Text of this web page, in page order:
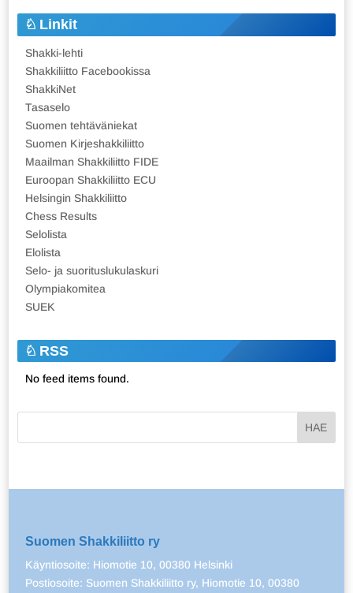
Linkit
Shakki-lehti
Shakkiliitto Facebookissa
ShakkiNet
Tasaselo
Suomen tehtäväniekat
Suomen Kirjeshakkiliitto
Maailman Shakkiliitto FIDE
Euroopan Shakkiliitto ECU
Helsingin Shakkiliitto
Chess Results
Selolista
Elolista
Selo- ja suorituslukulaskuri
Olympiakomitea
SUEK
RSS
No feed items found.
Suomen Shakkiliitto ry
Käyntiosoite: Hiomotie 10, 00380 Helsinki
Postiosoite: Suomen Shakkiliitto ry, Hiomotie 10, 00380